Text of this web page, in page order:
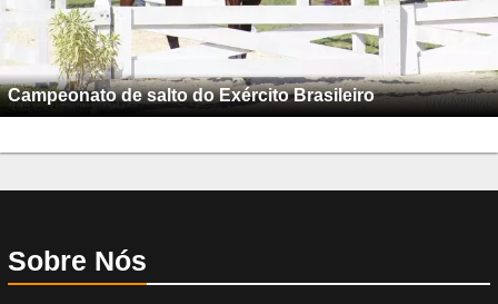
Campeonato de salto do Exército Brasileiro
Sobre Nós